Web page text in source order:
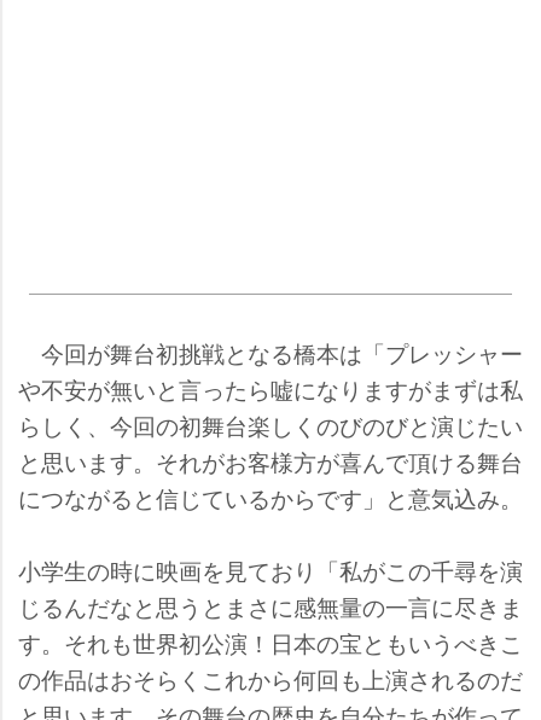
今回が舞台初挑戦となる橋本は「プレッシャー
不安が無いと言ったら嘘になりますがまずは私
らしく、今回の初舞台楽しくのびのびと演じたい
と思います。それがお客様方が喜んで頂ける舞台
につながると信じているからです」と意気込み。
小学生の時に映画を見ており「私がこの千尋を演
じるんだなと思うとまさに感無量の一言に尽きま
す。それも世界初公演！日本の宝ともいうべきこ
の作品はおそらくこれから何回も上演されるのだ